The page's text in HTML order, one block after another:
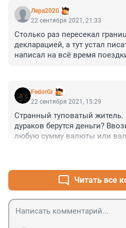
Лера2020
22 сентября 2021, 21:33
Столько раз пересекал
декларацией, а тут устал
написал на всё время
FedorGr
22 сентября 2021, 15:29
Странный туповатый житель.
дураков берутся деньги?
любую сумму валюты или
типа куда потратишь. Надо
Личный опыт вчерашнего дня.
Читать все